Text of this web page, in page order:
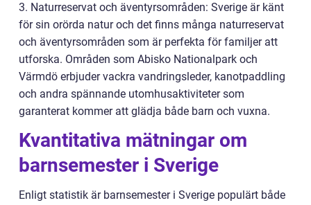
3. Naturreservat och äventyrsområden: Sverige är känt
för sin orörda natur och det finns många naturreservat
och äventyrsområden som är perfekta för familjer att
utforska. Områden som Abisko Nationalpark och
Värmdö erbjuder vackra vandringsleder, kanotpaddling
och andra spännande utomhusaktiviteter som
garanterat kommer att glädja både barn och vuxna.
Kvantitativa mätningar om
barnsemester i Sverige
Enligt statistik är barnsemester i Sverige populärt både